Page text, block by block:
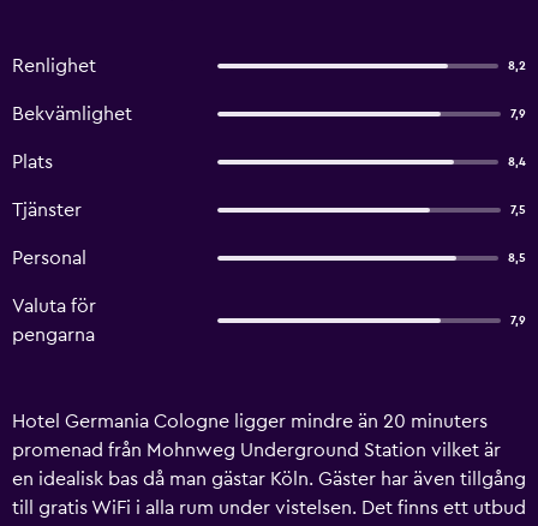
Renlighet 8,2
Bekvämlighet 7,9
Plats 8,4
Tjänster 7,5
Personal 8,5
Valuta för
pengarna
7,9
Hotel Germania Cologne ligger mindre än 20 minuters
promenad från Mohnweg Underground Station vilket är
en idealisk bas då man gästar Köln. Gäster har även tillgång
till gratis WiFi i alla rum under vistelsen. Det finns ett utbud